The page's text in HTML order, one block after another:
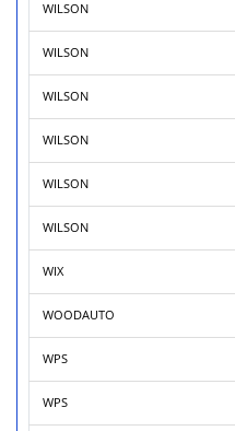
WILSON
WILSON
WILSON
WILSON
WILSON
WILSON
WIX
WOODAUTO
WPS
WPS